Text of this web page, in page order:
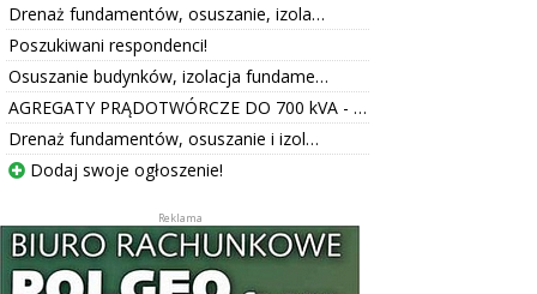
Drenaż fundamentów, osuszanie, izola…
Poszukiwani respondenci!
Osuszanie budynków, izolacja fundame…
AGREGATY PRĄDOTWÓRCZE DO 700 kVA - …
Drenaż fundamentów, osuszanie i izol…
Dodaj swoje ogłoszenie!